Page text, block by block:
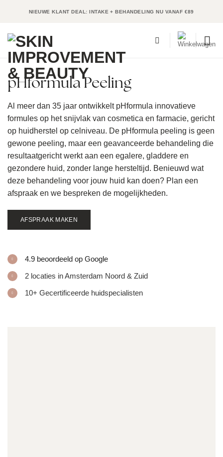
NIEUWE KLANT DEAL: INTAKE + BEHANDELING NU VANAF €89
pHformula Peeling
Al meer dan 35 jaar ontwikkelt pHformula innovatieve
formules op het snijvlak van cosmetica en farmacie, gericht
op huidherstel op celniveau. De pHformula peeling is geen
gewone peeling, maar een geavanceerde behandeling die
resultaatgericht werkt aan een egalere, gladdere en
gezondere huid, zonder lange hersteltijd. Benieuwd wat
deze behandeling voor jouw huid kan doen? Plan een
afspraak en we bespreken de mogelijkheden.
AFSPRAAK MAKEN
4.9 beoordeeld op Google
2 locaties in Amsterdam Noord & Zuid
10+ Gecertificeerde huidspecialisten